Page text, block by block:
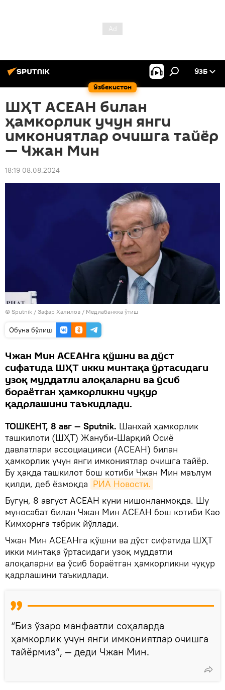
Ўзбекистон
ЎЗБ
ШҲТ АСЕАН билан
ҳамкорлик учун янги
имкониятлар очишга тайёр
— Чжан Мин
18:19 08.08.2024
© Sputnik / Зафар Халилов / Медиабанкка ўтиш
Oбуна бўлиш
Чжан Мин АСЕАНга қўшни ва дўст
сифатида ШҲТ икки минтақа ўртасидаги
узоқ муддатли алоқаларни ва ўсиб
бораётган ҳамкорликни чуқур
қадрлашини таъкидлади.
ТОШКЕНТ, 8 авг — Sputnik. Шанхай ҳамкорлик
ташкилоти (ШҲТ) Жануби-Шарқий Осиё
давлатлари ассоциацияси (АСЕАН) билан
ҳамкорлик учун янги имкониятлар очишга тайёр.
Бу ҳақда ташкилот бош котиби Чжан Мин маълум
қилди, деб ёзмоқда РИА Новости.
Бугун, 8 август АСЕАН куни нишонланмоқда. Шу
муносабат билан Чжан Мин АСЕАН бош котиби Као
Кимхорнга табрик йўллади.
Чжан Мин АСЕАНга қўшни ва дўст сифатида ШҲТ
икки минтақа ўртасидаги узоқ муддатли
алоқаларни ва ўсиб бораётган ҳамкорликни чуқур
қадрлашини таъкидлади.
“Биз ўзаро манфаатли соҳаларда
ҳамкорлик учун янги имкониятлар очишга
тайёрмиз”, — деди Чжан Мин.